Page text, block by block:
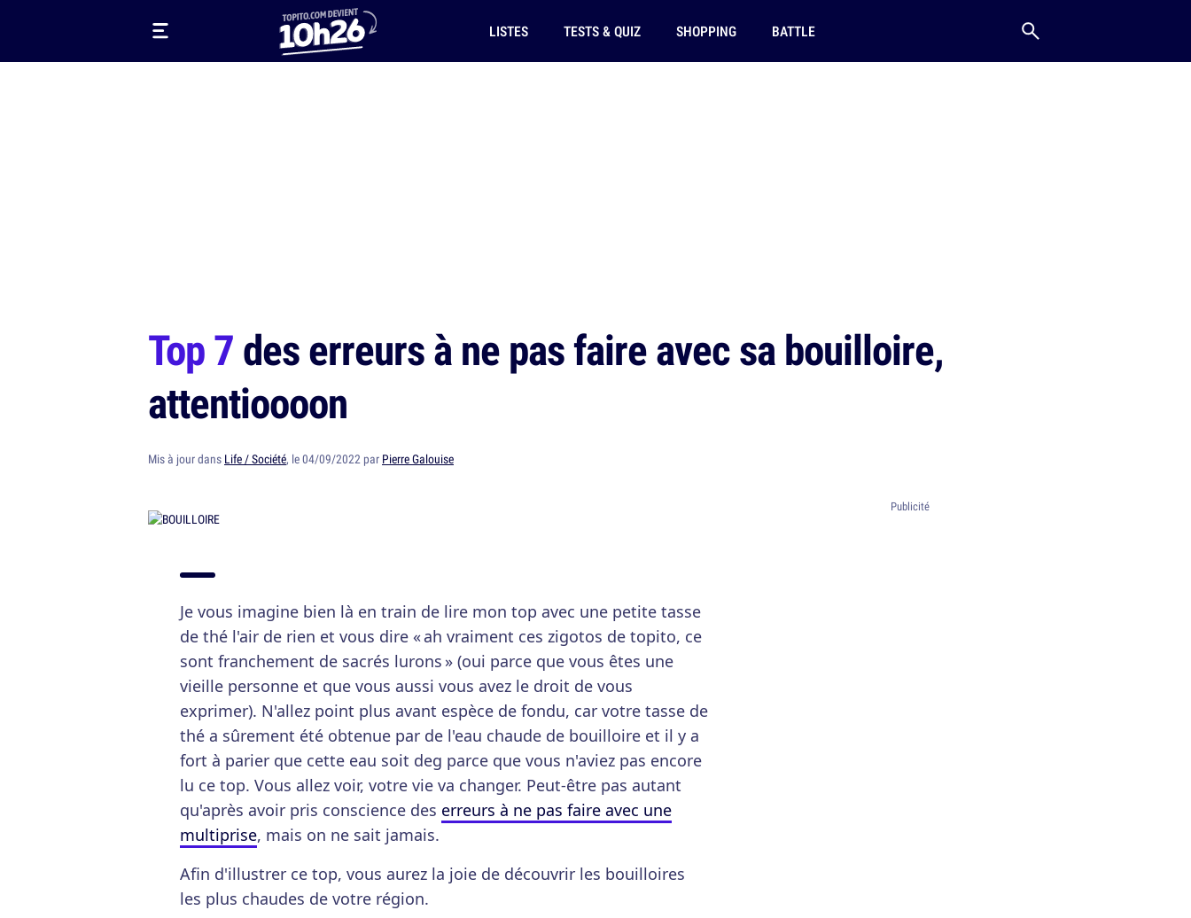
LISTES TESTS & QUIZ SHOPPING BATTLE
Top 7des erreurs à ne pas faire avec sa bouilloire,
attentioooon
Mis à jour dans Life / Société, le 04/09/2022 par Pierre Galouise
Je vous imagine bien là en train de lire mon top avec une petite tasse
de thé l'air de rien et vous dire « ah vraiment ces zigotos de topito, ce
sont franchement de sacrés lurons » (oui parce que vous êtes une
vieille personne et que vous aussi vous avez le droit de vous
exprimer). N'allez point plus avant espèce de fondu, car votre tasse de
thé a sûrement été obtenue par de l'eau chaude de bouilloire et il y a
fort à parier que cette eau soit deg parce que vous n'aviez pas encore
lu ce top. Vous allez voir, votre vie va changer. Peut-être pas autant
qu'après avoir pris conscience des erreurs à ne pas faire avec une
multiprise, mais on ne sait jamais.
Afin d'illustrer ce top, vous aurez la joie de découvrir les bouilloires
les plus chaudes de votre région.